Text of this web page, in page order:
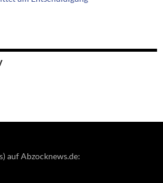
auf Abzocknews.de: